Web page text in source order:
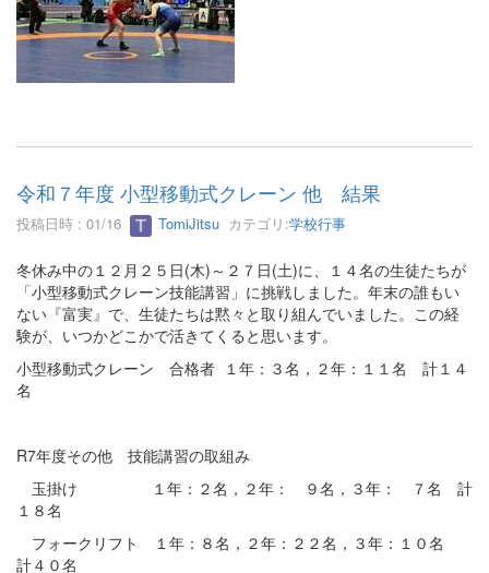
令和７年度 小型移動式クレーン 他 結果
投稿日時 : 01/16 TomiJitsu カテゴリ:学校行事
冬休み中の１２月２５日(木)～２７日(土)に、１４名の生徒たちが
「小型移動式クレーン技能講習」に挑戦しました。年末の誰もい
ない『富実』で、生徒たちは黙々と取り組んでいました。この経
験が、いつかどこかで活きてくると思います。
小型移動式クレーン 合格者 １年：３名，２年：１１名 計１４
名
R7年度その他 技能講習の取組み
玉掛け １年：２名，２年： ９名，３年： ７名 計
１８名
フォークリフト １年：８名，２年：２２名，３年：１０名
計４０名